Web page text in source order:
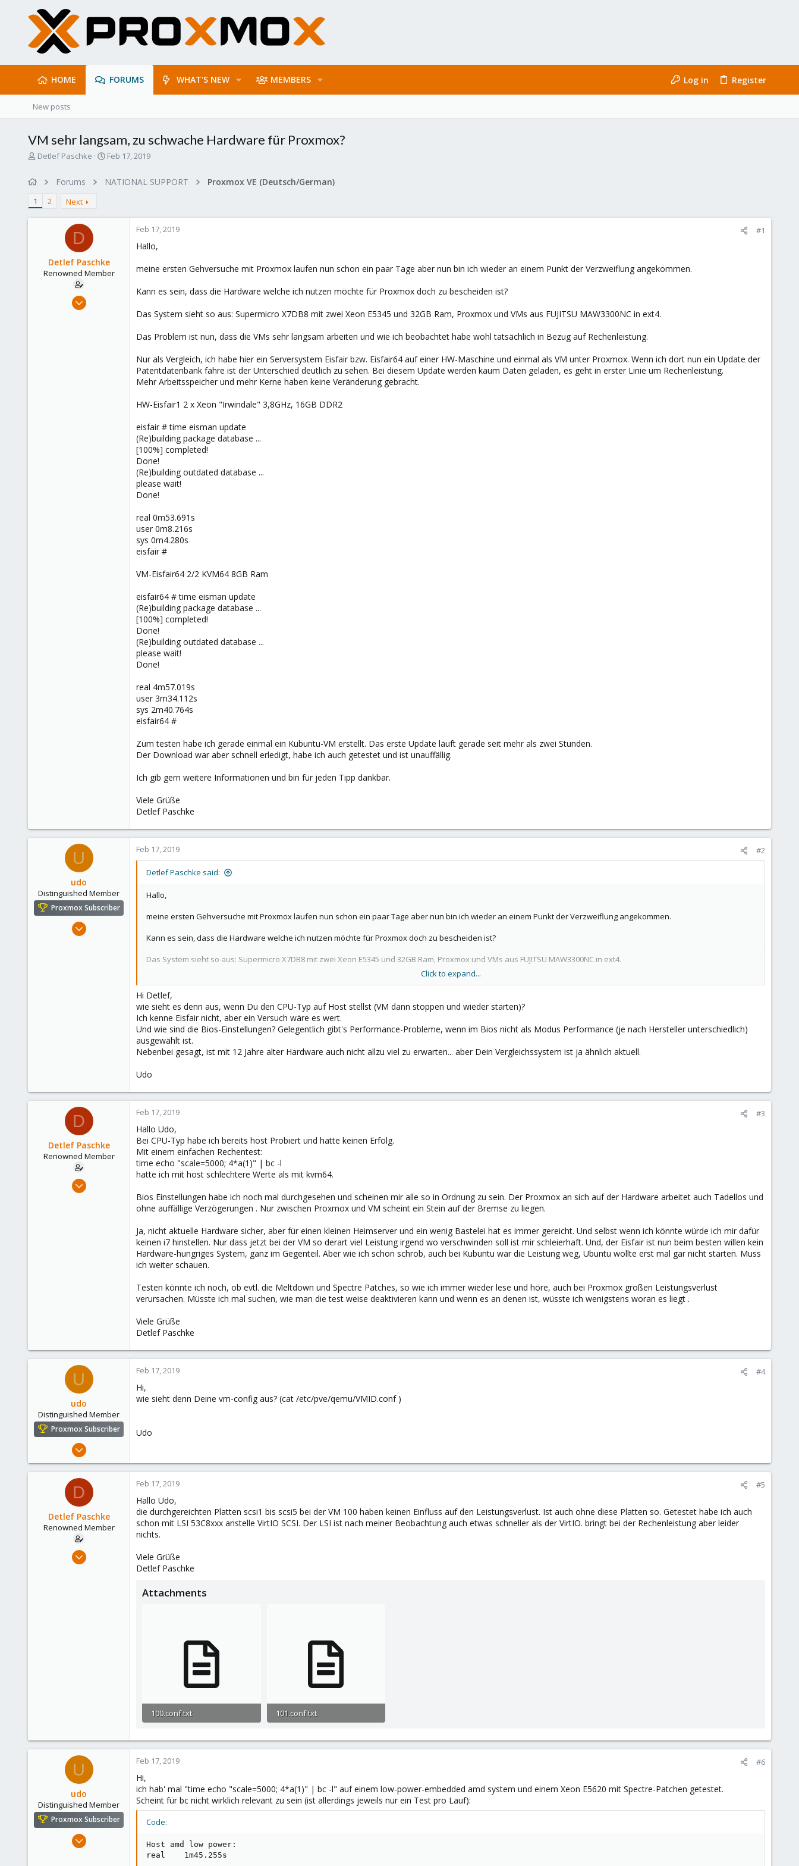
HOME FORUMS WHAT'S NEW MEMBERS Log in Register
New posts
VM sehr langsam, zu schwache Hardware für Proxmox?
T
d
s
Detlef Paschke
S
a
r
a
Feb 17, 2019
Forums NATIONAL SUPPORT Proxmox VE (Deutsch/German)
1 2 Next
D
Detlef Paschke
Renowned Member
Feb 12, 2019
Feb 17, 2019 #1
Hallo,
meine ersten Gehversuche mit Proxmox laufen nun schon ein paar Tage aber nun bin ich wieder an einem Punkt der Verzweiflung angekommen.
Kann es sein, dass die Hardware welche ich nutzen möchte für Proxmox doch zu bescheiden ist?
Das System sieht so aus: Supermicro X7DB8 mit zwei Xeon E5345 und 32GB Ram, Proxmox und VMs aus FUJITSU MAW3300NC in ext4.
Das Problem ist nun, dass die VMs sehr langsam arbeiten und wie ich beobachtet habe wohl tatsächlich in Bezug auf Rechenleistung.
Nur als Vergleich, ich habe hier ein Serversystem Eisfair bzw. Eisfair64 auf einer HW-Maschine und einmal als VM unter Proxmox. Wenn ich dort nun ein Update der
Patentdatenbank fahre ist der Unterschied deutlich zu sehen. Bei diesem Update werden kaum Daten geladen, es geht in erster Linie um Rechenleistung.
Mehr Arbeitsspeicher und mehr Kerne haben keine Veränderung gebracht.
HW-Eisfair1 2 x Xeon "Irwindale" 3,8GHz, 16GB DDR2
eisfair # time eisman update
(Re)building package database ...
[100%] completed!
Done!
(Re)building outdated database ...
please wait!
Done!
real 0m53.691s
user 0m8.216s
sys 0m4.280s
eisfair #
VM-Eisfair64 2/2 KVM64 8GB Ram
eisfair64 # time eisman update
(Re)building package database ...
[100%] completed!
Done!
(Re)building outdated database ...
please wait!
Done!
real 4m57.019s
user 3m34.112s
sys 2m40.764s
eisfair64 #
Zum testen habe ich gerade einmal ein Kubuntu-VM erstellt. Das erste Update läuft gerade seit mehr als zwei Stunden.
Der Download war aber schnell erledigt, habe ich auch getestet und ist unauffällig.
Ich gib gern weitere Informationen und bin für jeden Tipp dankbar.
Viele Grüße
Detlef Paschke
U
udo
Distinguished Member
Proxmox Subscriber
Apr 22, 2009
Feb 17, 2019 #2
Detlef Paschke said:
Hallo,
meine ersten Gehversuche mit Proxmox laufen nun schon ein paar Tage aber nun bin ich wieder an einem Punkt der Verzweiflung angekommen.
Kann es sein, dass die Hardware welche ich nutzen möchte für Proxmox doch zu bescheiden ist?
Das System sieht so aus: Supermicro X7DB8 mit zwei Xeon E5345 und 32GB Ram, Proxmox und VMs aus FUJITSU MAW3300NC in ext4.
Das Problem ist nun, dass die VMs sehr langsam arbeiten und wie ich beobachtet habe wohl tatsächlich in Bezug auf Rechenleistung.
Nur als Vergleich, ich habe hier ein Serversystem Eisfair bzw. Eisfair64 auf einer HW-Maschine und einmal als VM unter Proxmox. Wenn ich dort nun ein Update der
Patentdatenbank fahre ist der Unterschied deutlich zu sehen. Bei diesem Update werden kaum Daten geladen, es geht in erster Linie um Rechenleistung.
Mehr Arbeitsspeicher und mehr Kerne haben keine Veränderung gebracht.
HW-Eisfair1 2 x Xeon "Irwindale" 3,8GHz, 16GB DDR2
(Re)building package database ...
Done!
(Re)building outdated database ...
please wait!
Done!
real 0m53.691s
user 0m8.216s
sys 0m4.280s
VM-Eisfair64 2/2 KVM64 8GB Ram
eisfair64 # time eisman update
(Re)building package database ...
[100%] completed!
Done!
(Re)building outdated database ...
Done!
user 3m34.112s
sys 2m40.764s
Zum testen habe ich gerade einmal ein Kubuntu-VM erstellt. Das erste Update läuft gerade seit mehr als zwei Stunden.
Der Download war aber schnell erledigt, habe ich auch getestet und ist unauffällig.
Ich gib gern weitere Informationen und bin für jeden Tipp dankbar.
Detlef Paschke
Click to expand...
Hi Detlef,
wie sieht es denn aus, wenn Du den CPU-Typ auf Host stellst (VM dann stoppen und wieder starten)?
Ich kenne Eisfair nicht, aber ein Versuch wäre es wert.
Und wie sind die Bios-Einstellungen? Gelegentlich gibt's Performance-Probleme, wenn im Bios nicht als Modus Performance (je nach Hersteller unterschiedlich)
ausgewählt ist.
Nebenbei gesagt, ist mit 12 Jahre alter Hardware auch nicht allzu viel zu erwarten... aber Dein Vergleichssystem ist ja ähnlich aktuell.
Udo
D
Detlef Paschke
Renowned Member
Feb 12, 2019
Feb 17, 2019 #3
Hallo Udo,
Bei CPU-Typ habe ich bereits host Probiert und hatte keinen Erfolg.
Mit einem einfachen Rechentest:
time echo "scale=5000; 4*a(1)" | bc -l
hatte ich mit host schlechtere Werte als mit kvm64.
Bios Einstellungen habe ich noch mal durchgesehen und scheinen mir alle so in Ordnung zu sein. Der Proxmox an sich auf der Hardware arbeitet auch Tadellos und
ohne auffällige Verzögerungen . Nur zwischen Proxmox und VM scheint ein Stein auf der Bremse zu liegen.
Ja, nicht aktuelle Hardware sicher, aber für einen kleinen Heimserver und ein wenig Bastelei hat es immer gereicht. Und selbst wenn ich könnte würde ich mir dafür
keinen i7 hinstellen. Nur dass jetzt bei der VM so derart viel Leistung irgend wo verschwinden soll ist mir schleierhaft. Und, der Eisfair ist nun beim besten willen kein
Hardware-hungriges System, ganz im Gegenteil. Aber wie ich schon schrob, auch bei Kubuntu war die Leistung weg, Ubuntu wollte erst mal gar nicht starten. Muss
ich weiter schauen.
Testen könnte ich noch, ob evtl. die Meltdown und Spectre Patches, so wie ich immer wieder lese und höre, auch bei Proxmox großen Leistungsverlust
verursachen. Müsste ich mal suchen, wie man die test weise deaktivieren kann und wenn es an denen ist, wüsste ich wenigstens woran es liegt .
Viele Grüße
Detlef Paschke
U
udo
Distinguished Member
Proxmox Subscriber
Apr 22, 2009
204
Feb 17, 2019 #4
Hi,
wie sieht denn Deine vm-config aus? (cat /etc/pve/qemu/VMID.conf )
Udo
D
Detlef Paschke
Renowned Member
Feb 12, 2019
Feb 17, 2019 #5
Hallo Udo,
die durchgereichten Platten scsi1 bis scsi5 bei der VM 100 haben keinen Einfluss auf den Leistungsverlust. Ist auch ohne diese Platten so. Getestet habe ich auch
schon mit LSI 53C8xxx anstelle VirtIO SCSI. Der LSI ist nach meiner Beobachtung auch etwas schneller als der VirtIO. bringt bei der Rechenleistung aber leider
nichts.
Viele Grüße
Detlef Paschke
Attachments
100.conf.txt
101.conf.txt
U
udo
Distinguished Member
Proxmox Subscriber
Apr 22, 2009
Feb 17, 2019 #6
Hi,
ich hab' mal "time echo "scale=5000; 4*a(1)" | bc -l" auf einem low-power-embedded amd system und einem Xeon E5620 mit Spectre-Patchen getestet.
Scheint für bc nicht wirklich relevant zu sein (ist allerdings jeweils nur ein Test pro Lauf):
Code:
Host amd low power:
real    1m45.255s